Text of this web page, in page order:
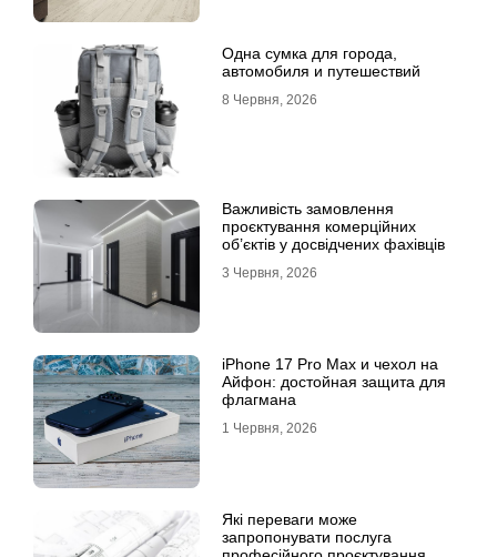
Одна сумка для города,
автомобиля и путешествий
8 Червня, 2026
Важливість замовлення
проєктування комерційних
об’єктів у досвідчених фахівців
3 Червня, 2026
iPhone 17 Pro Max и чехол на
Айфон: достойная защита для
флагмана
1 Червня, 2026
Які переваги може
запропонувати послуга